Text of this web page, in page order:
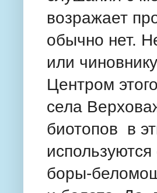
возражает
обычно нет.
или
Центром
села
биотопов в
боры-